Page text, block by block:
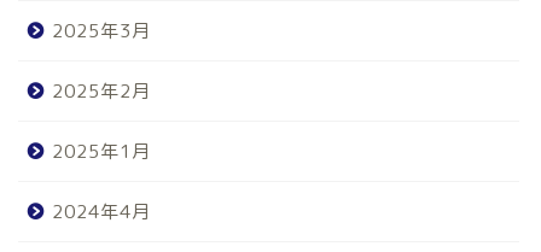
2025年3月
2025年2月
2025年1月
2024年4月